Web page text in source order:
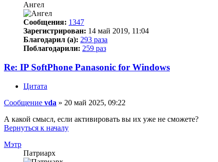
Ангел
Сообщения: 1347
Зарегистрирован: 14 май 2019, 11:04
Благодарил (а): 293 раза
Поблагодарили: 259 раз
Re: IP SoftPhone Panasonic for Windows
Цитата
Сообщение vda » 20 май 2025, 09:22
А какой смысл, если активировать вы их уже не сможете?
Вернуться к началу
Мэтр
Патриарх